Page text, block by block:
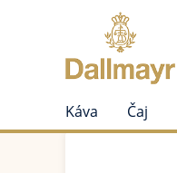
Káva Čaj